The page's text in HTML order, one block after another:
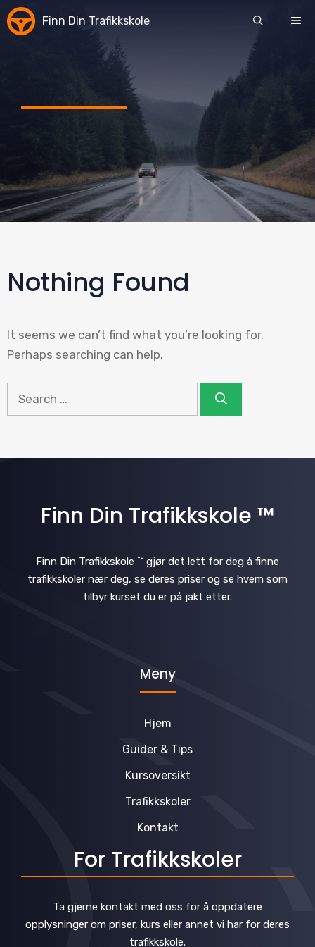
Skip
to
Finn Din Trafikkskole
Nothing Found
It seems we can’t find what you’re looking for.
Perhaps searching can help.
Search
Finn Din Trafikkskole ™
Finn Din Trafikkskole ™ gjør det lett for deg å finne
trafikkskoler nær deg, se deres priser og se hvem som
tilbyr kurset du er på jakt etter.
Meny
Hjem
Guider & Tips
Kursoversikt
Trafikkskoler
Kontakt
For Trafikkskoler
Ta gjerne kontakt med oss for å oppdatere
opplysninger om priser, kurs eller annet vi har for deres
trafikkskole.